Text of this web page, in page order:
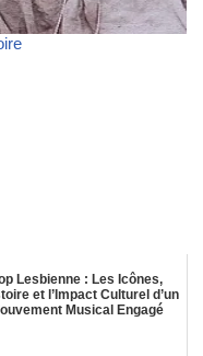
Lesbienne : Les Icônes,
et l’Impact Culturel d’un
Musical Engagé